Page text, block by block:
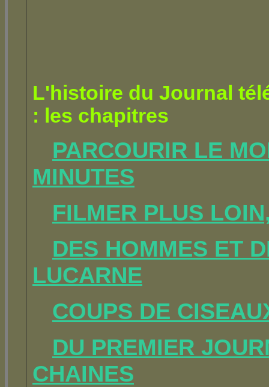
L'histoire du Journal
: les chapitres
PARCOURIR LE
MINUTES
FILMER PLUS
DES HOMMES ET
LUCARNE
COUPS DE
DU PREMIER
CHAINES